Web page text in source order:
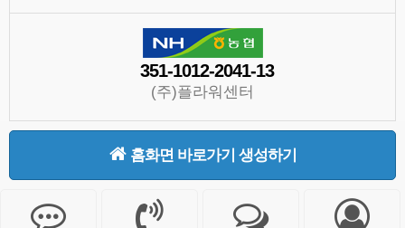
351-1012-2041-13
(주)플라워센터
홈화면 바로가기 생성하기